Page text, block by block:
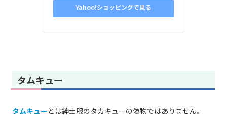
Yahoo!ショッピングで見る
タムキュー
タムキューとは紳士服のタカキューの偽物ではありません。